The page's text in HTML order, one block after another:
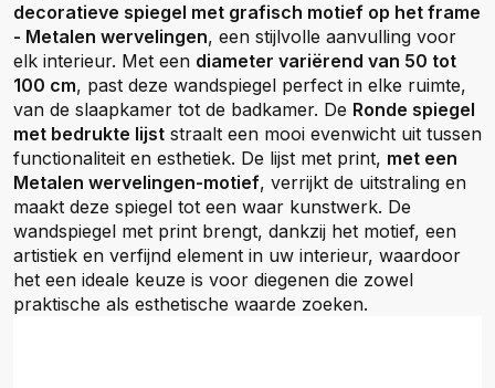
decoratieve spiegel met grafisch motief op het frame
- Metalen wervelingen, een stijlvolle aanvulling voor
elk interieur. Met een diameter variërend van 50 tot
100 cm, past deze wandspiegel perfect in elke ruimte,
van de slaapkamer tot de badkamer. De Ronde spiegel
met bedrukte lijst straalt een mooi evenwicht uit tussen
functionaliteit en esthetiek. De lijst met print, met een
Metalen wervelingen-motief, verrijkt de uitstraling en
maakt deze spiegel tot een waar kunstwerk. De
wandspiegel met print brengt, dankzij het motief, een
artistiek en verfijnd element in uw interieur, waardoor
het een ideale keuze is voor diegenen die zowel
praktische als esthetische waarde zoeken.